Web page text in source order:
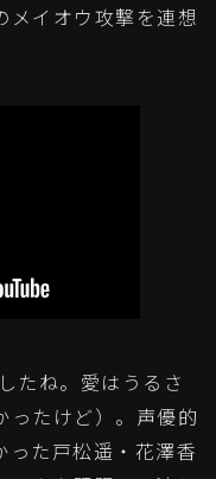
メイオウ攻撃を連想
たね。愛はうるさ
ったけど）。声優的
った戸松遥・花澤香